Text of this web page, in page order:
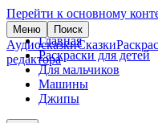
Перейти к основному
Меню Поиск
АудиосказкиСказки
редактора
Главная
Раскраски для детей
Для мальчиков
Машины
Джипы